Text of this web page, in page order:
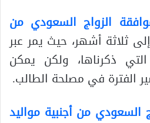
الزواج السعودي من
ثلاثة أشهر، حيث يمر عبر
ذكرناها، ولكن يمكن
الفترة في مصلحة الطالب.
السعودي من أجنبية مواليد